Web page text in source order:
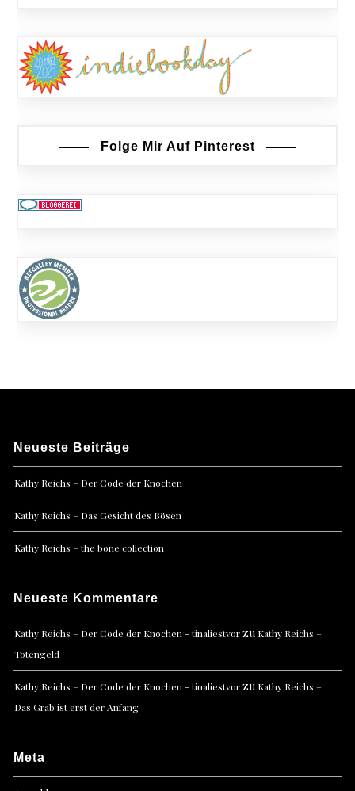
Folge Mir Auf Pinterest
Neueste Beiträge
Kathy Reichs – Der Code der Knochen
Kathy Reichs – Das Gesicht des Bösen
Kathy Reichs – the bone collection
Neueste Kommentare
Kathy Reichs – Der Code der Knochen - tinaliestvorzu Kathy Reichs –
Totengeld
Kathy Reichs – Der Code der Knochen - tinaliestvorzu Kathy Reichs –
Das Grab ist erst der Anfang
Meta